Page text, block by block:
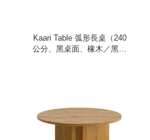
Kaari Table 弧形長桌（240
公分、黑桌面、橡木／黑鋼